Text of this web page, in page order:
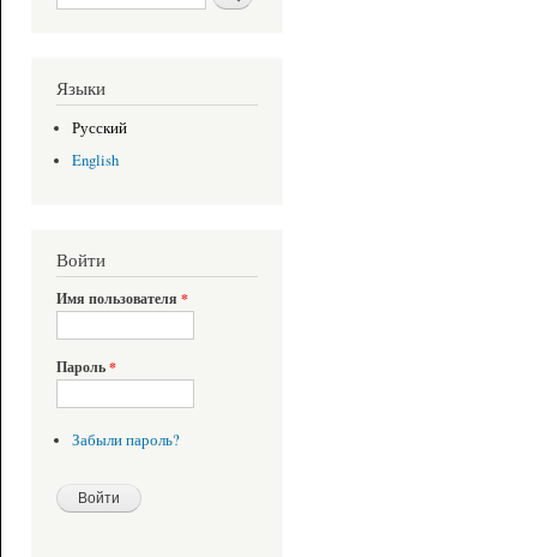
Языки
Русский
English
Войти
Имя пользователя *
Пароль*
Забыли пароль?